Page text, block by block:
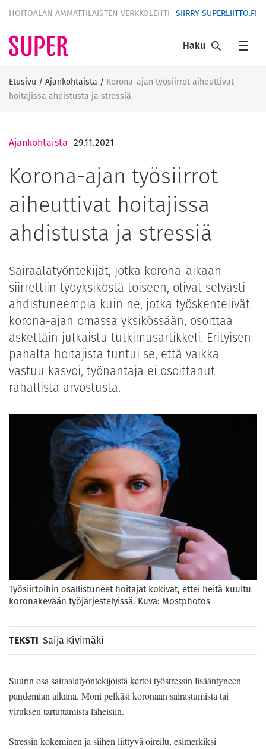
HOITOALAN AMMATTILAISTEN VERKKOLEHTI SIIRRY SUPERLIITTO.FI
Haku
Etusivu / Ajankohtaista / Korona-ajan työsiirrot aiheuttivat
hoitajissa ahdistusta ja stressiä
Ajankohtaista 29.11.2021
Korona-ajan työsiirrot
aiheuttivat hoitajissa
ahdistusta ja stressiä
Sairaalatyöntekijät, jotka korona-aikaan
siirrettiin työyksiköstä toiseen, olivat selvästi
ahdistuneempia kuin ne, jotka työskentelivät
korona-ajan omassa yksikössään, osoittaa
äskettäin julkaistu tutkimusartikkeli. Erityisen
pahalta hoitajista tuntui se, että vaikka
vastuu kasvoi, työnantaja ei osoittanut
rahallista arvostusta.
Työsiirtoihin osallistuneet hoitajat kokivat, ettei heitä kuultu
koronakevään työjärjestelyissä. Kuva: Mostphotos
TEKSTI Saija Kivimäki
Suurin osa sairaalatyöntekijöistä kertoi työstressin lisääntyneen
pandemian aikana. Moni pelkäsi koronaan sairastumista tai
viruksen tartuttamista läheisiin.
Stressin kokeminen ja siihen liittyvä oireilu, esimerkiksi